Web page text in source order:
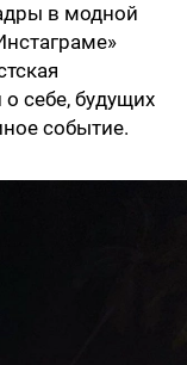
в модной
себе, будущих
событие.